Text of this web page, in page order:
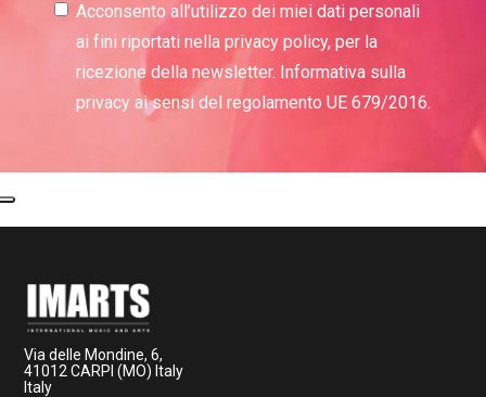
Acconsento all’utilizzo dei miei dati personali
ai fini riportati nella privacy policy, per la
ricezione della newsletter. Informativa sulla
privacy ai sensi del regolamento UE 679/2016.
Via delle Mondine, 6,
41012 CARPI (MO) Italy
Italy